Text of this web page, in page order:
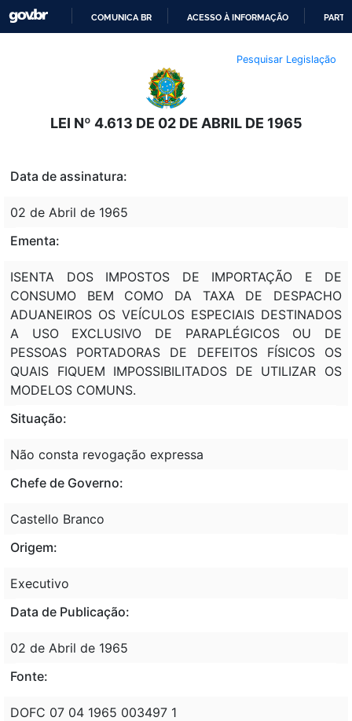
O
CONTEÚDO
COMUNICA BR ACESSO À INFORMAÇÃO
Pesquisar Legislação
LEI Nº 4.613 DE 02 DE ABRIL DE 1965
Data de assinatura:
02 de Abril de 1965
Ementa:
ISENTA DOS IMPOSTOS DE IMPORTAÇÃO E DE
CONSUMO BEM COMO DA TAXA DE DESPACHO
ADUANEIROS OS VEÍCULOS ESPECIAIS DESTINADOS
A USO EXCLUSIVO DE PARAPLÉGICOS OU DE
PESSOAS PORTADORAS DE DEFEITOS FÍSICOS OS
QUAIS FIQUEM IMPOSSIBILITADOS DE UTILIZAR OS
MODELOS COMUNS.
Situação:
Não consta revogação expressa
Chefe de Governo:
Castello Branco
Origem:
Executivo
Data de Publicação:
02 de Abril de 1965
Fonte:
DOFC 07 04 1965 003497 1